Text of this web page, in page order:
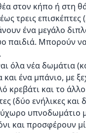
στον κήπο ή στη
τρεις επισκέπτες
ένα μεγάλο
παιδιά. Μπορούν
όλα νέα δωμάτια
και ένα μπάνιο, με
κρεβάτι και το
(δύο ενήλικες και
υπνοδωμάτιο
και προσφέρουν